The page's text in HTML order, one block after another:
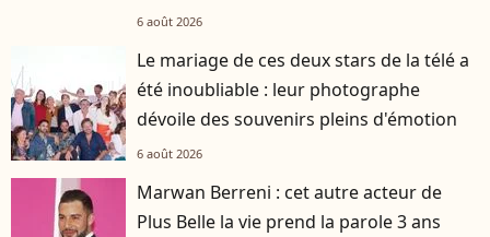
6 août 2026
Le mariage de ces deux stars de la télé a
été inoubliable : leur photographe
dévoile des souvenirs pleins d'émotion
6 août 2026
Marwan Berreni : cet autre acteur de
Plus Belle la vie prend la parole 3 ans